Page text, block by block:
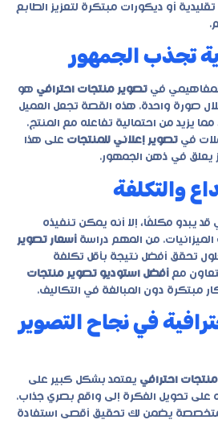
أو ديكورات مبتكرة لتعزيز الطابع
تجذب الجمهور
في تصوير منتجات احترافي هو
صورة واحدة. هذه القصة تجعل العميل
يزيد من احتمالية تفاعله مع المنتج.
في تصوير إعلاني للمنتجات على هذا
يعلق في ذهن الجمهور.
والتكلفة
يبدو مكلفًا، إلا أنه يمكن تنفيذه
من المهم دراسة أسعار تصوير
تحقق أفضل نتيجة بأقل تكلفة
مع أفضل استوديو تصوير منتجات
مبتكرة دون المبالغة في التكاليف.
في نجاح التصوير
احترافي يعتمد بشكل كبير على
على تحويل الفكرة إلى واقع بصري جذاب.
متخصصة يضمن لك تحقيق أقصى استفادة